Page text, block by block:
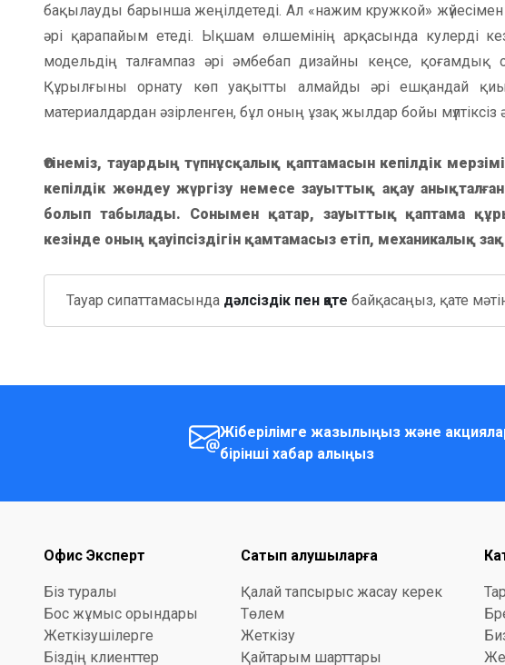
бақылауды барынша жеңілдетеді. Ал «нажим кружкой»
әрі қарапайым етеді. Ықшам өлшемінің арқасында кулерді
модельдің талғампаз әрі әмбебап дизайны кеңсе, қоғамдық
Құрылғыны орнату көп уақытты алмайды әрі ешқандай
материалдардан әзірленген, бұл оның ұзақ жылдар бойы мүлтіксіз
Өтінеміз, тауардың түпнұсқалық қаптамасын кепілдік
кепілдік жөндеу жүргізу немесе зауыттық ақау
болып табылады. Сонымен қатар, зауыттық қаптама
кезінде оның қауіпсіздігін қамтамасыз етіп, механикалық
Тауар сипаттамасында дәлсіздік пен қате байқасаңыз, қате
Жіберілімге жазылыңыз және
бірінші хабар алыңыз
Офис Эксперт
Біз туралы
Бос жұмыс орындары
Жеткізушілерге
Біздің клиенттер
Сатып алушыларға
Қалай тапсырыс жасау керек
Төлем
Жеткізу
Қайтарым шарттары